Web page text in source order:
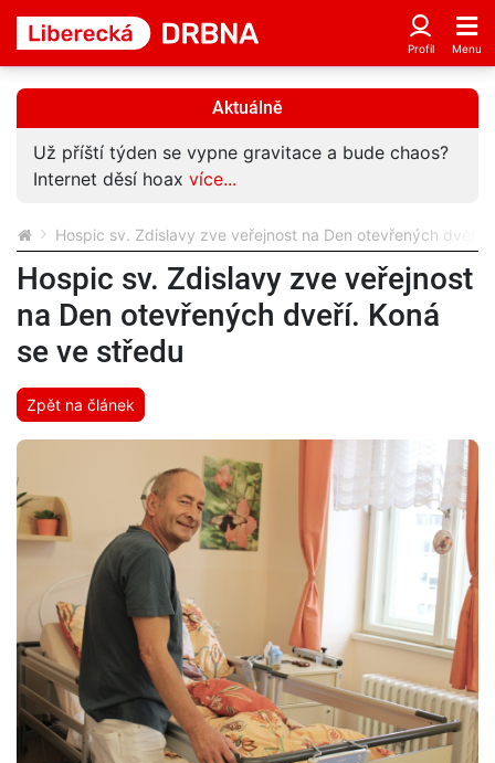
Aktuálně
Už příští týden se vypne gravitace a bude chaos?
Internet děsí hoax více...
Hospic sv. Zdislavy zve veřejnost na Den otevřených dveří.
Hospic sv. Zdislavy zve veřejnost
na Den otevřených dveří. Koná
se ve středu
Zpět na článek